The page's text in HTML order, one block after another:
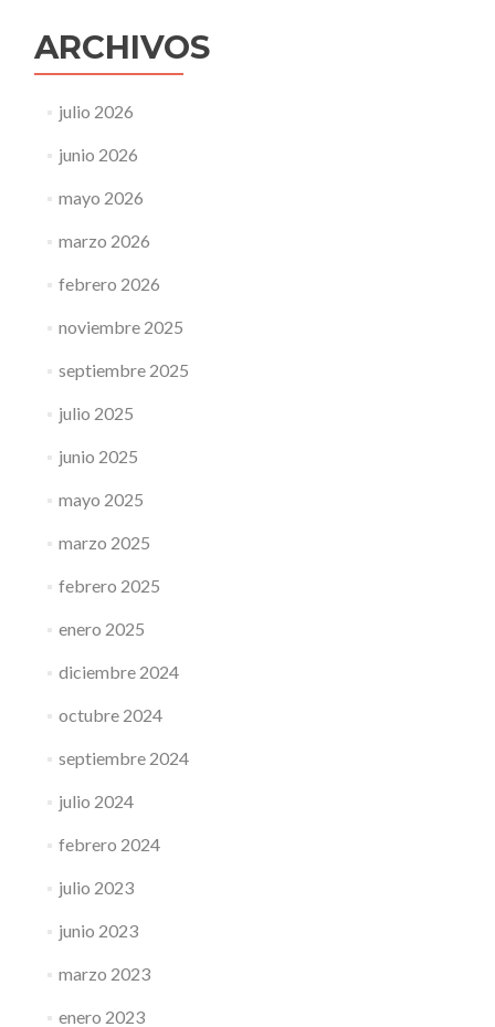
ARCHIVOS
julio 2026
junio 2026
mayo 2026
marzo 2026
febrero 2026
noviembre 2025
septiembre 2025
julio 2025
junio 2025
mayo 2025
marzo 2025
febrero 2025
enero 2025
diciembre 2024
octubre 2024
septiembre 2024
julio 2024
febrero 2024
julio 2023
junio 2023
marzo 2023
enero 2023